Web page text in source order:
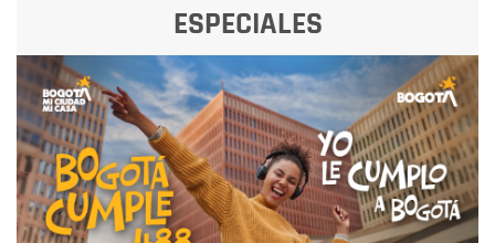
ESPECIALES